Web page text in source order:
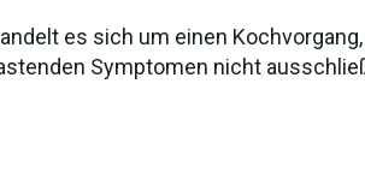
es sich um einen
Symptomen nicht